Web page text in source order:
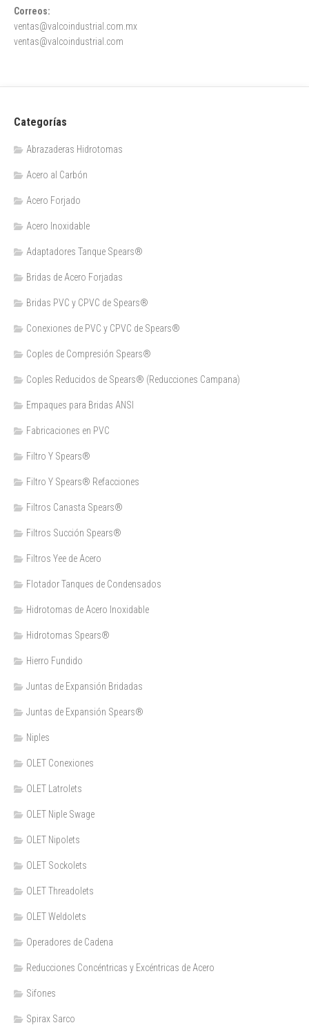
Correos:
ventas@valcoindustrial.com.mx
ventas@valcoindustrial.com
Categorías
Abrazaderas Hidrotomas
Acero al Carbón
Acero Forjado
Acero Inoxidable
Adaptadores Tanque Spears®
Bridas de Acero Forjadas
Bridas PVC y CPVC de Spears®
Conexiones de PVC y CPVC de Spears®
Coples de Compresión Spears®
Coples Reducidos de Spears® (Reducciones Campana)
Empaques para Bridas ANSI
Fabricaciones en PVC
Filtro Y Spears®
Filtro Y Spears® Refacciones
Filtros Canasta Spears®
Filtros Succión Spears®
Filtros Yee de Acero
Flotador Tanques de Condensados
Hidrotomas de Acero Inoxidable
Hidrotomas Spears®
Hierro Fundido
Juntas de Expansión Bridadas
Juntas de Expansión Spears®
Niples
OLET Conexiones
OLET Latrolets
OLET Niple Swage
OLET Nipolets
OLET Sockolets
OLET Threadolets
OLET Weldolets
Operadores de Cadena
Reducciones Concéntricas y Excéntricas de Acero
Sifones
Spirax Sarco